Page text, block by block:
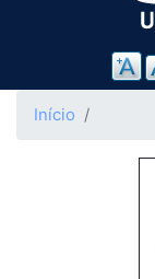
Início